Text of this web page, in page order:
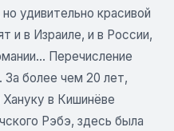
удивительно красивой
и в Израиле, и в России,
Перечисление
более чем 20 лет,
в Кишинёве
Рэбэ, здесь была